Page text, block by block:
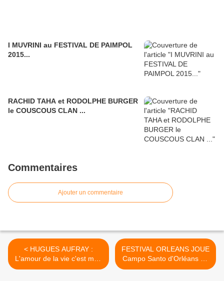
I MUVRINI au FESTIVAL DE PAIMPOL
2015...
RACHID TAHA et RODOLPHE BURGER
le COUSCOUS CLAN ...
Commentaires
Ajouter un commentaire
< HUGUES AUFRAY :
L'amour de la vie c'est mon
élixir de jeunesse !
FESTIVAL ORLEANS JOUE
Campo Santo d'Orléans 12
et 13 septembre 2015 >